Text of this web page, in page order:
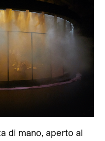
di mano, aperto al